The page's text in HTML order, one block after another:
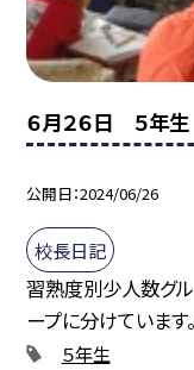
６月２６日 ５年
公開日 2024/06/26
校長日記
習熟度別少人数グル
ープに分けています
５年生